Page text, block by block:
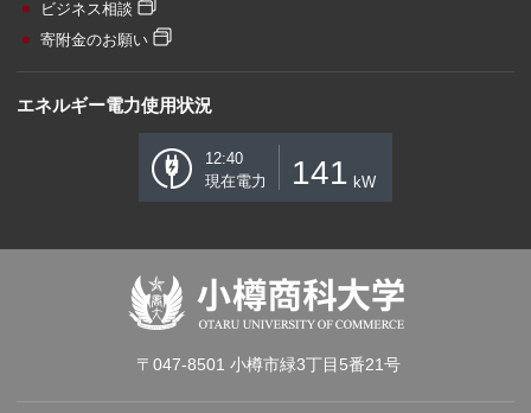
ビジネス相談
寄附金のお願い
エネルギー電力使用状況
12:40
現在電力
141 kW
〒047-8501 小樽市緑3丁目5番21号